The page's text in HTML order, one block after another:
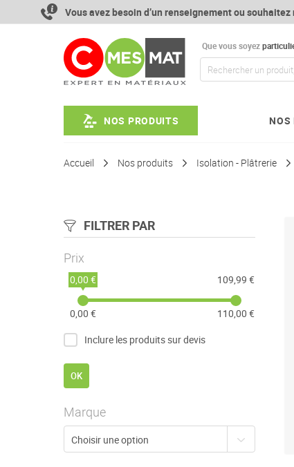
contenu
Vous avez besoin d’un renseignement ou
Que vous soyez
NOS PRODUITS NOS
Accueil Nos produits Isolation - Plâtrerie
FILTRER PAR
Prix
0,00 € 109,99 €
0,00 €
110,00 €
Inclure les produits sur devis
OK
Marque